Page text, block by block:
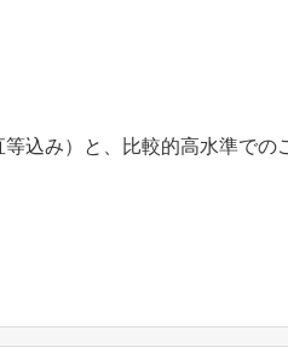
込み）と、比較的高水準での